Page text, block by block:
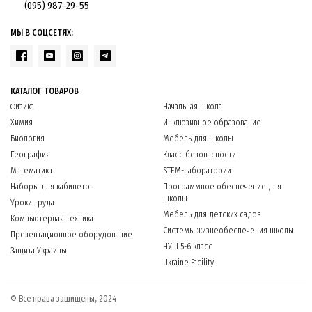
экспериментов;
интегрировать преподавание физики со STEM-образованием.
Такое оборудование может использоваться как в обычных кабинетах физики,
так и в современных
STEM-лабораториях
ОБОРУДОВАНИЕ ДЛЯ ЗАКУПОК В РАМКАХ UKRAINE
FACILITY
Оборудование данной категории может применяться для реализации
образовательных проектов, финансируемых в рамках программы
инфраструктуры и обновление материально-технической базы учебных
заведений.
Компания Би-Про предлагает комплексные решения для оснащения кабинетов
подбор лабораторного оборудования в соответствии с
образовательными программами;
формирование технических требований для закупок;
проектов;
(095) 987-29-55
МЫ В СОЦСЕТЯХ:
КАТАЛОГ ТОВАРОВ
Физика
Химия
Биология
География
Математика
Наборы для кабинетов
Уроки труда
Компьютерная техника
Презентационное оборудование
Защита Украины
Начальная школа
Инклюзивное образование
Мебель для школы
Класс безопасности
STEM-лаборатории
Программное обеспечение для
школы
Мебель для детских садов
Системы жизнеобеспечения школы
НУШ 5-6 класс
Ukraine Facility
© Все права защищены, 2024